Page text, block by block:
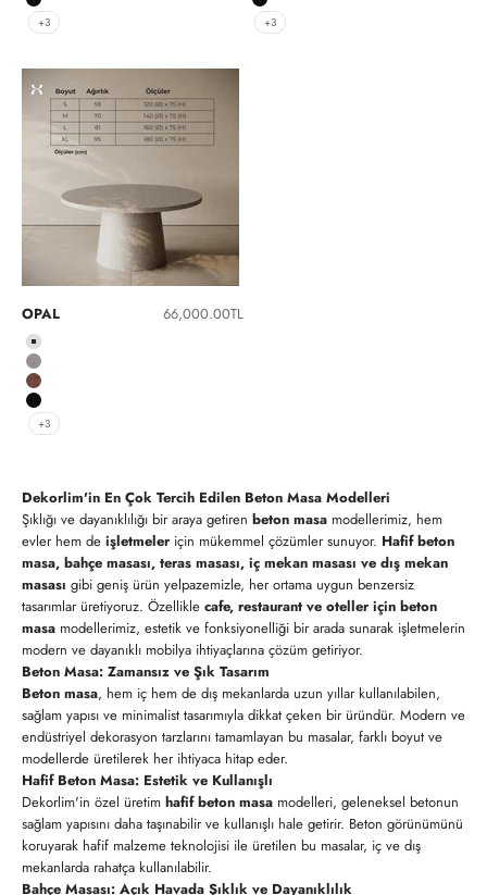
Siyah
+3
Siyah
+3
OPAL İndirimli fiyat
66,000.00TL
Beyaz
Gri
Kırmızı
Siyah
+3
Dekorlim'in En Çok Tercih Edilen Beton Masa Modelleri
Şıklığı ve dayanıklılığı bir araya getiren beton masa modellerimiz, hem
evler hem de işletmeleriçin mükemmel çözümler sunuyor. Hafif beton
masa, bahçe masası, teras masası, iç mekan masası ve dış mekan
masası gibi geniş ürün yelpazemizle, her ortama uygun benzersiz
tasarımlar üretiyoruz. Özellikle cafe, restaurant ve oteller için beton
masa modellerimiz, estetik ve fonksiyonelliği bir arada sunarak işletmelerin
modern ve dayanıklı mobilya ihtiyaçlarına çözüm getiriyor.
Beton Masa: Zamansız ve Şık Tasarım
Beton masa, hem iç hem de dış mekanlarda uzun yıllar kullanılabilen,
sağlam yapısı ve minimalist tasarımıyla dikkat çeken bir üründür. Modern ve
endüstriyel dekorasyon tarzlarını tamamlayan bu masalar, farklı boyut ve
modellerde üretilerek her ihtiyaca hitap eder.
Hafif Beton Masa: Estetik ve Kullanışlı
Dekorlim'in özel üretim hafif beton masa modelleri, geleneksel betonun
sağlam yapısını daha taşınabilir ve kullanışlı hale getirir. Beton görünümünü
koruyarak hafif malzeme teknolojisi ile üretilen bu masalar, iç ve dış
mekanlarda rahatça kullanılabilir.
Bahçe Masası: Açık Havada Şıklık ve Dayanıklılık